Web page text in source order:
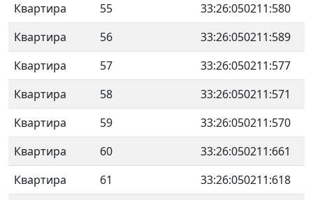
Квартира
55
33:26:050211:580
Квартира
56
33:26:050211:589
Квартира
57
33:26:050211:577
Квартира
58
33:26:050211:571
Квартира
59
33:26:050211:570
Квартира
60
33:26:050211:661
Квартира
61
33:26:050211:618